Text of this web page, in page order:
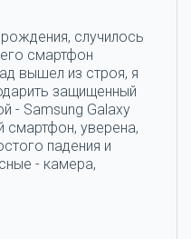
случилось
смартфон
вышел из строя, я
защищенный
- Samsung Galaxy
смартфон, уверена,
падения и
- камера,